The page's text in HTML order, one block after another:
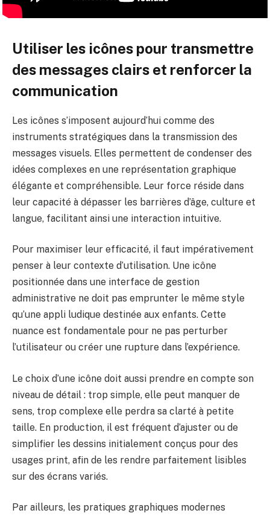
Utiliser les icônes pour transmettre
des messages clairs et renforcer la
communication
Les icônes s’imposent aujourd’hui comme des
instruments stratégiques dans la transmission des
messages visuels. Elles permettent de condenser des
idées complexes en une représentation graphique
élégante et compréhensible. Leur force réside dans
leur capacité à dépasser les barrières d’âge, culture et
langue, facilitant ainsi une interaction intuitive.
Pour maximiser leur efficacité, il faut impérativement
penser à leur contexte d’utilisation. Une icône
positionnée dans une interface de gestion
administrative ne doit pas emprunter le même style
qu’une appli ludique destinée aux enfants. Cette
nuance est fondamentale pour ne pas perturber
l’utilisateur ou créer une rupture dans l’expérience.
Le choix d’une icône doit aussi prendre en compte son
niveau de détail : trop simple, elle peut manquer de
sens, trop complexe elle perdra sa clarté à petite
taille. En production, il est fréquent d’ajuster ou de
simplifier les dessins initialement conçus pour des
usages print, afin de les rendre parfaitement lisibles
sur des écrans variés.
Par ailleurs, les pratiques graphiques modernes